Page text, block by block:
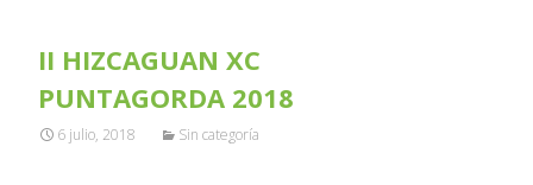
II HIZCAGUAN XC
PUNTAGORDA 2018
6 julio, 2018 Sin categoría